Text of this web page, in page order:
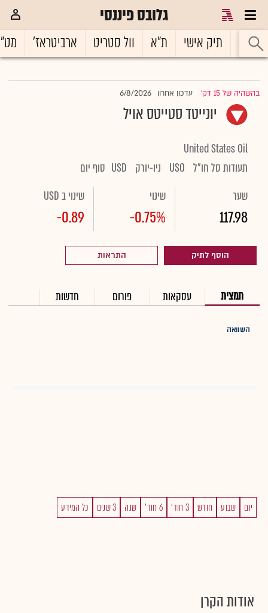
גלובס פיננסי
ראשי תיק אישי ת"א וול סטריט ארביטראז'
בהשהיה של 15 דק' |עדכון אחרון 6/8/2026
יונייטד סטייטס אויל
United States Oil
תעודות סל חו"ל USO ניו-יורק USD סוף יום
שער
117.98
שינוי
-0.75%
שינוי ב USD
-0.89
הוסף לתיק התראות
תמצית עסקאות פורום חדשות
השוואה
יום שבוע חודש 3 חוד' 6 חוד' שנה 3 שנים כל המידע
אודות הקרן